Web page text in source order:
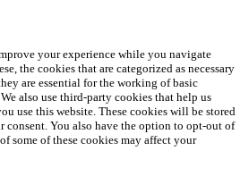
your experience while you navigate
the cookies that are categorized as necessary
are essential for the working of basic
also use third-party cookies that help us
use this website. These cookies will be stored
You also have the option to opt-out of
some of these cookies may affect your